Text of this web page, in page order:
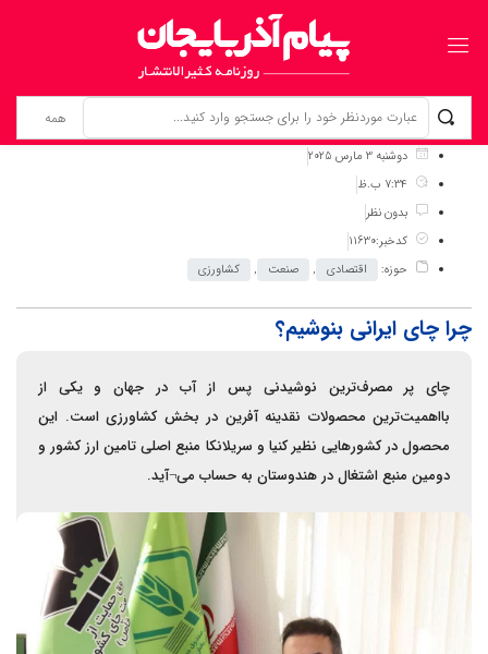
برگ نخست نوشته‌ها
چرا چای ایرانی بنوشیم؟
دوشنبه 3 مارس 2025
7:34 ب.ظ
بدون نظر
کدخبر:11630
حوزه:
اقتصادی , صنعت , کشاورزی
چرا چای ایرانی بنوشیم؟
چای پر مصرف‌ترین نوشیدنی پس از آب در جهان و یکی از
بااهمیت‌ترین محصولات نقدینه آفرین در بخش کشاورزی است. این
محصول در کشورهایی نظیر کنیا و سریلانکا منبع اصلی تامین ارز کشور و
دومین منبع اشتغال در هندوستان به حساب می¬آید.